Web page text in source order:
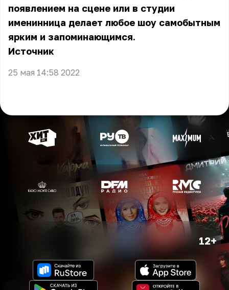
появлением на сцене или в студии
именинница делает любое шоу самобытным
ярким и запоминающимся.
Источник
25 мая 14:58 2022
12+